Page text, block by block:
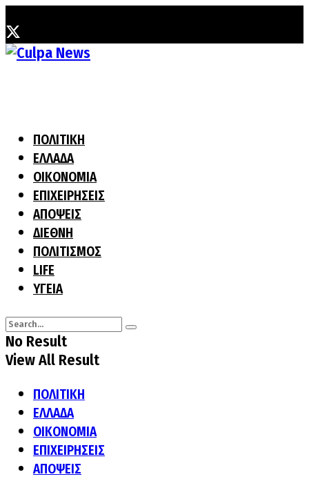
ΠΟΛΙΤΙΚΗ
ΕΛΛΑΔΑ
ΟΙΚΟΝΟΜΙΑ
ΕΠΙΧΕΙΡΗΣΕΙΣ
ΑΠΟΨΕΙΣ
ΔΙΕΘΝΗ
ΠΟΛΙΤΙΣΜΟΣ
LIFE
ΥΓΕΙΑ
No Result
View All Result
ΠΟΛΙΤΙΚΗ
ΕΛΛΑΔΑ
ΟΙΚΟΝΟΜΙΑ
ΕΠΙΧΕΙΡΗΣΕΙΣ
ΑΠΟΨΕΙΣ